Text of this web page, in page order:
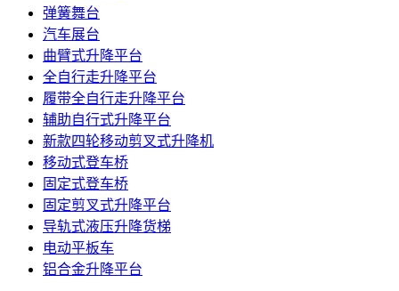
弹簧舞台
汽车展台
曲臂式升降平台
全自行走升降平台
履带全自行走升降平台
辅助自行式升降平台
新款四轮移动剪叉式升降机
移动式登车桥
固定式登车桥
固定剪叉式升降平台
导轨式液压升降货梯
电动平板车
铝合金升降平台